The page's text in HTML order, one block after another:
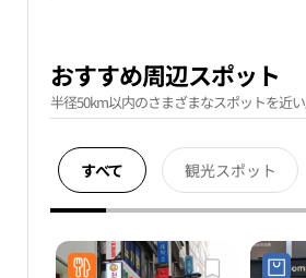
おすすめ周辺スポット
半径50km以内のさまざまなスポットを近い
すべて 観光スポット